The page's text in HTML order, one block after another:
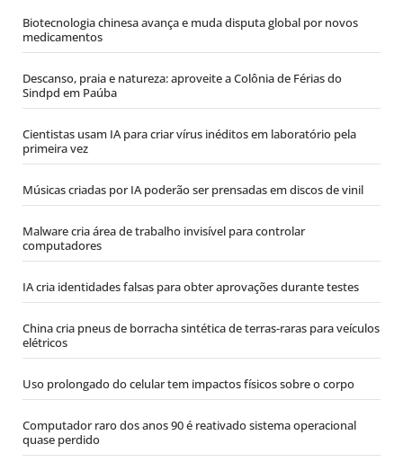
Biotecnologia chinesa avança e muda disputa global por novos
medicamentos
Descanso, praia e natureza: aproveite a Colônia de Férias do
Sindpd em Paúba
Cientistas usam IA para criar vírus inéditos em laboratório pela
primeira vez
Músicas criadas por IA poderão ser prensadas em discos de vinil
Malware cria área de trabalho invisível para controlar
computadores
IA cria identidades falsas para obter aprovações durante testes
China cria pneus de borracha sintética de terras-raras para veículos
elétricos
Uso prolongado do celular tem impactos físicos sobre o corpo
Computador raro dos anos 90 é reativado sistema operacional
quase perdido